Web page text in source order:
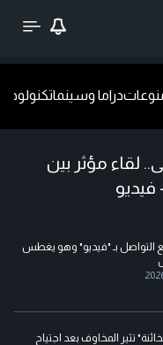
دراما وسينماتكنولوجيا
لقاء مؤثر بين
التواصل بـ "فيديو" وهو يغطس
تثير المخاوف بعد اجتياح